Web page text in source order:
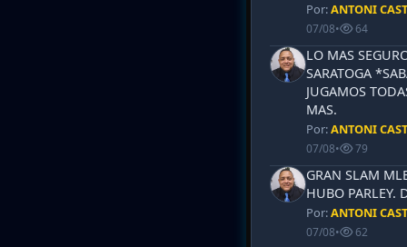
Por:ANTONI
07/08• 64
LO MAS
SARATOGA
JUGAMOS
MAS.
Por:ANTONI
07/08• 79
GRAN SLAM
HUBO PARLEY.
Por:ANTONI
07/08• 62